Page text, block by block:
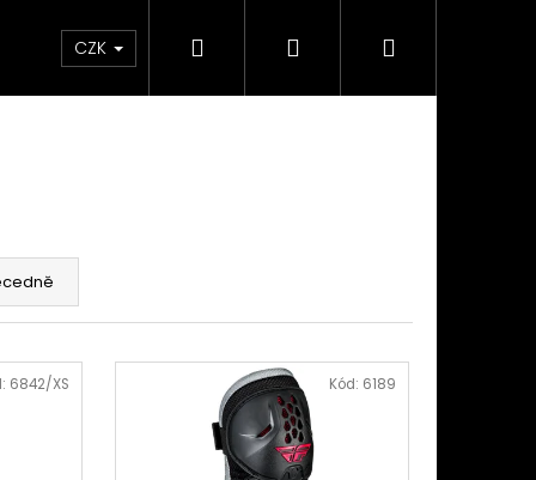
Custom stavba kola na zakázku
CZK Hledat PřihlášeníNákupní
6842/XS Kód: 6189